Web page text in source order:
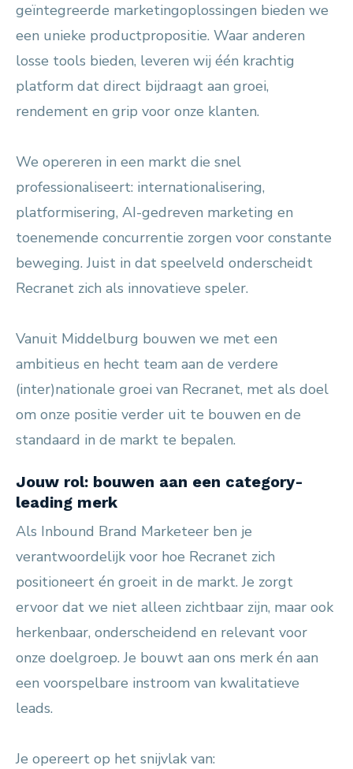
geïntegreerde marketingoplossingen bieden we
een unieke productpropositie. Waar anderen
losse tools bieden, leveren wij één krachtig
platform dat direct bijdraagt aan groei,
rendement en grip voor onze klanten.
We opereren in een markt die snel
professionaliseert: internationalisering,
platformisering, AI-gedreven marketing en
toenemende concurrentie zorgen voor constante
beweging. Juist in dat speelveld onderscheidt
Recranet zich als innovatieve speler.
Vanuit Middelburg bouwen we met een
ambitieus en hecht team aan de verdere
(inter)nationale groei van Recranet, met als doel
om onze positie verder uit te bouwen en de
standaard in de markt te bepalen.
Jouw rol: bouwen aan een category-
leading merk
Als Inbound Brand Marketeer ben je
verantwoordelijk voor hoe Recranet zich
positioneert én groeit in de markt. Je zorgt
ervoor dat we niet alleen zichtbaar zijn, maar ook
herkenbaar, onderscheidend en relevant voor
onze doelgroep. Je bouwt aan ons merk én aan
een voorspelbare instroom van kwalitatieve
leads.
Je opereert op het snijvlak van: